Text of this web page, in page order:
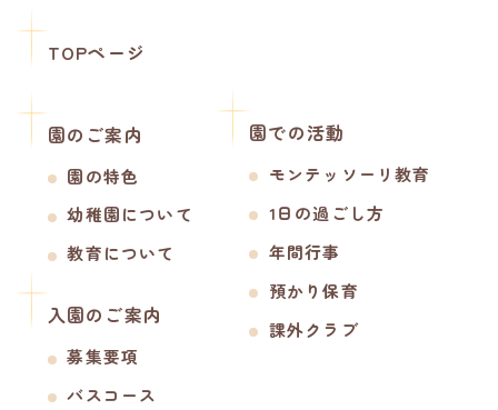
TOPページ
園のご案内
園の特色
幼稚園について
教育について
園での活動
モンテッソーリ教育
1日の過ごし方
年間行事
預かり保育
課外クラブ
入園のご案内
募集要項
バスコース